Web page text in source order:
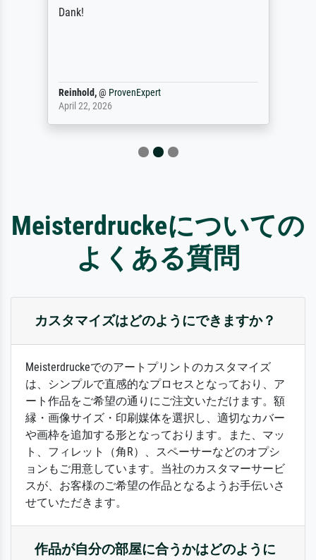
Dank!
Reinhold,@ ProvenExpert
April 22, 2026
Meisterdruckeについての
よくある質問
カスタマイズはどのようにできますか？
Meisterdruckeでのアートプリントのカスタマイズ
は、シンプルで直感的なプロセスとなっており、ア
ート作品をご希望の通りにご注文いただけます。額
縁・画像サイズ・印刷媒体を選択し、適切なカバー
や画枠を追加する形となっております。また、マッ
ト、フィレット（角R）、スペーサーなどのオプシ
ョンもご用意しています。当社のカスタマーサービ
スが、お客様のご希望の作品となるようお手伝いさ
せていただきます。
作品が自分の部屋に合うかはどのように